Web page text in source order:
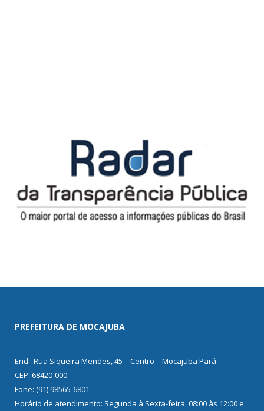
PREFEITURA DE MOCAJUBA
End.: Rua Siqueira Mendes, 45 – Centro – Mocajuba Pará
CEP: 68420-000
Fone: (91) 98565-6801
Horário de atendimento: Segunda à Sexta-feira, 08:00 às 12:00 e